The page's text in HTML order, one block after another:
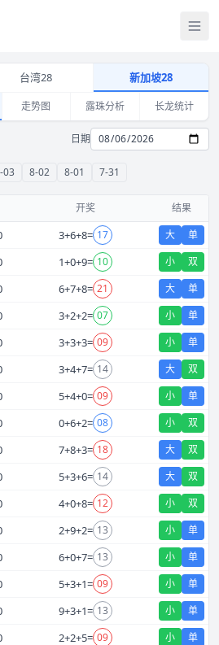
打
台湾28 新加坡28
走势图 露珠分析 长龙统计
奖记录 和值大小单双查询
日期
03 8-02 8-01 7-31
开奖 结果
3+6+8= 17 大 单
1+0+9= 10 小 双
6+7+8= 21 大 单
3+2+2= 07 小 单
3+3+3= 09 小 单
3+4+7= 14 大 双
5+4+0= 09 小 单
0+6+2= 08 小 双
7+8+3= 18 大 双
5+3+6= 14 大 双
4+0+8= 12 小 双
2+9+2= 13 小 单
6+0+7= 13 小 单
5+3+1= 09 小 单
9+3+1= 13 小 单
2+2+5= 09 小 单